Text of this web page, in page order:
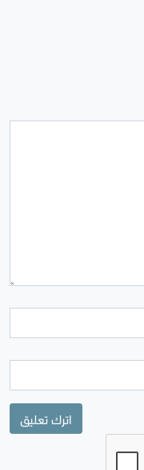
اترك تعليق